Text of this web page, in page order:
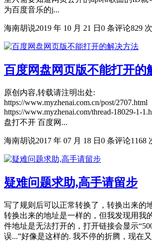
为百度音乐的j...
海南胡说2019 年 10 月 21 日 0 条评论829
百度网盘网页版不能打开的
原创内容,转载请注明出处:
https://www.myzhenai.com.cn/post/2707.html
https://www.myzhenai.com/thread-18029-1-
盘打不开 百度网...
海南胡说2017 年 07 月 18 日 0 条评论1168
疑难问题求助,高手请留步
写了规则后可以正常转换了，转换出来的
转换出来的地址是一样的，但我发现用我
件地址是无法打开的，打开链接会显示
误...”好像是这样的. 我不停的折腾，现在